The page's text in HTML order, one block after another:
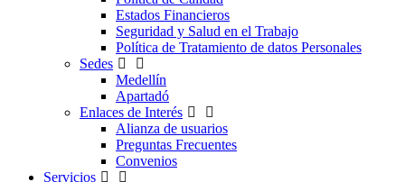
Estados Financieros
Seguridad y Salud en el Trabajo
Política de Tratamiento de datos Personales
Sedes
Medellín
Apartadó
Enlaces de Interés
Alianza de usuarios
Preguntas Frecuentes
Convenios
Servicios